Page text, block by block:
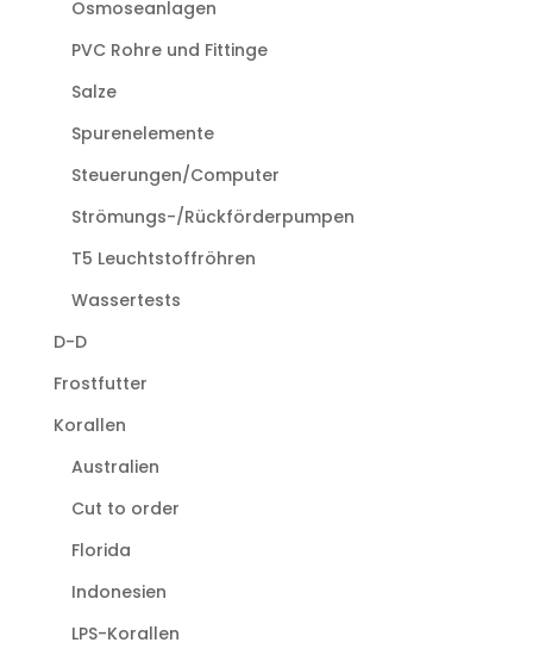
Osmoseanlagen
PVC Rohre und Fittinge
Salze
Spurenelemente
Steuerungen/Computer
Strömungs-/Rückförderpumpen
T5 Leuchtstoffröhren
Wassertests
D-D
Frostfutter
Korallen
Australien
Cut to order
Florida
Indonesien
LPS-Korallen